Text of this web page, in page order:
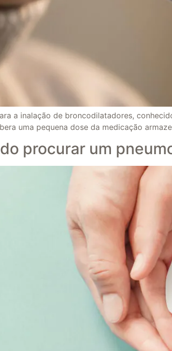
a inalação de broncodilatadores,
uma pequena dose da medicação
procurar um